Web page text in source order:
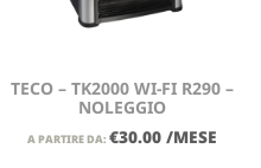
TECO – TK2000 WI-FI R290 –
NOLEGGIO
A PARTIRE DA: €30.00 /MESE